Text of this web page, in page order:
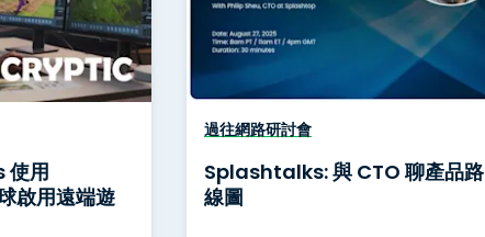
用
啟用遠端遊
過往網路研討會
Splashtalks: 與 CTO 聊產品路
線圖